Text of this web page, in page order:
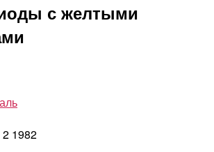
с желтыми
2 1982